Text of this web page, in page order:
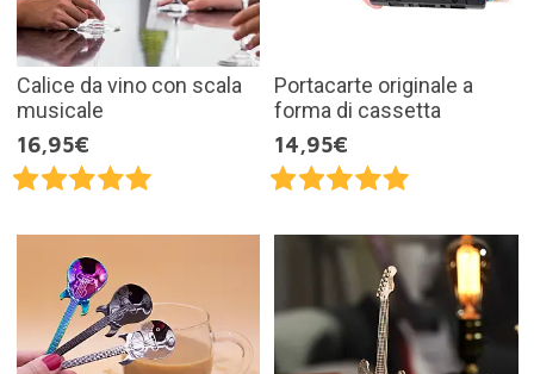
Calice da vino con scala
musicale
16,95€
Portacarte originale a
forma di cassetta
14,95€